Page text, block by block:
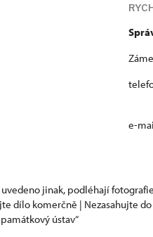
e-
jinak, podléhají
dílo komerčně | Nezasahujte
ústav“